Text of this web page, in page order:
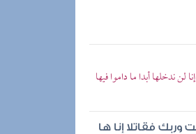
ندخلها أبدا ما داموا فيها
وربك فقاتلا إنا ها